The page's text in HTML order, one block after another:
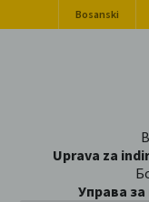
Bosanski
Uprava za
Управа